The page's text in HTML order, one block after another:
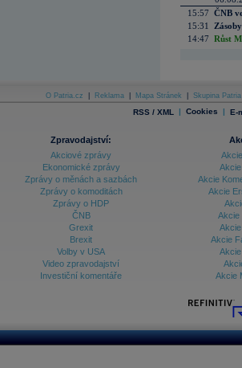
15:57 ČNB
15:31
14:47 Růst
O Patria.cz Reklama Mapa Stránek Skupina Patria
RSS / XML | Cookies | E-
Zpravodajství:
Akciové zprávy
Ekonomické zprávy
Zprávy o měnách a sazbách
Zprávy o komoditách
Zprávy o HDP
ČNB
Grexit
Brexit
Volby v USA
Video zpravodajství
Investiční komentáře
Akcie
Akcie
Akcie
Akcie
Akcie
Akcie